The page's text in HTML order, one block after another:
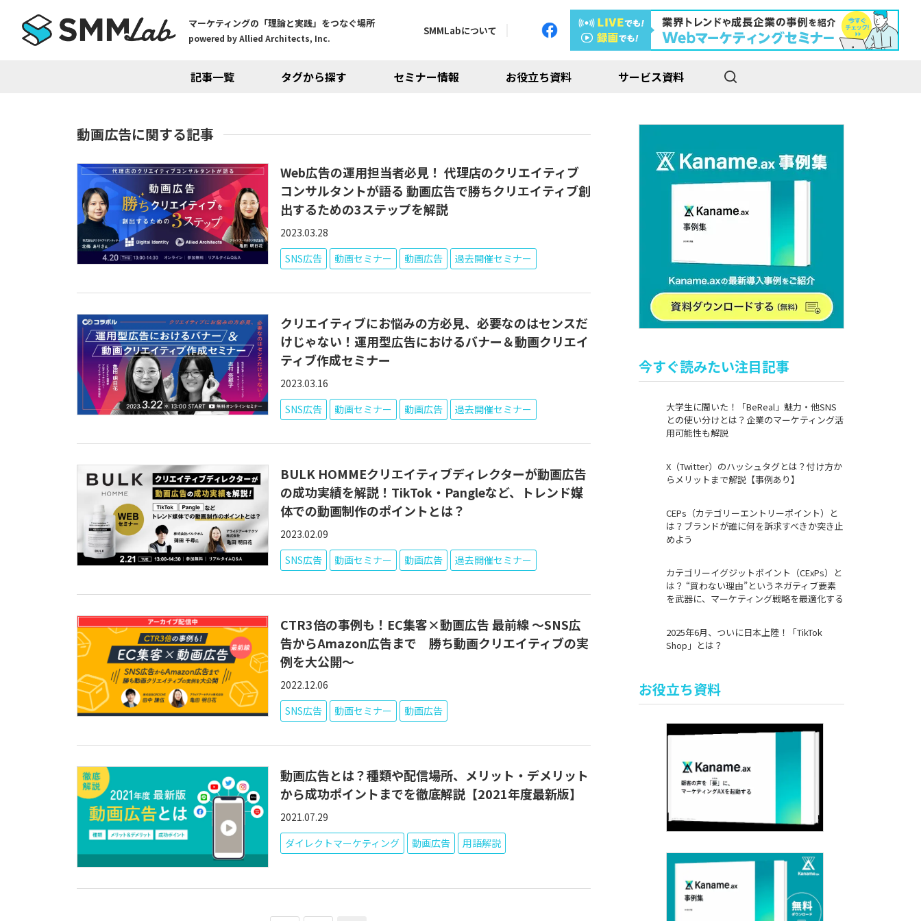
マーケティングの「理論と実践」をつなぐ場所
powered by Allied Architects, Inc.
記事一覧 タグから探す セミナー情報 お役立ち資料 サービス資料
SMMLabについて
動画広告に関する記事
Web広告の運用担当者必見！ 代理店のクリエイティブ
コンサルタントが語る 動画広告で勝ちクリエイティブ創
出するための3ステップを解説
2023.03.28
SNS広告
動画セミナー 動画広告 過去開催セミナー
クリエイティブにお悩みの方必見、必要なのはセンスだ
けじゃない！運用型広告におけるバナー＆動画クリエイ
ティブ作成セミナー
2023.03.16
SNS広告
動画セミナー 動画広告 過去開催セミナー
BULK HOMMEクリエイティブディレクターが動画広告
の成功実績を解説！TikTok・Pangleなど、トレンド媒
体での動画制作のポイントとは？
2023.02.09
SNS広告
動画セミナー 動画広告 過去開催セミナー
CTR3倍の事例も！EC集客×動画広告 最前線 ～SNS広
告からAmazon広告まで 勝ち動画クリエイティブの実
例を大公開～
2022.12.06
SNS広告
動画セミナー 動画広告
動画広告とは？種類や配信場所、メリット・デメリット
から成功ポイントまでを徹底解説【2021年度最新版】
2021.07.29
ダイレクトマーケティング
動画広告 用語解説
今すぐ読みたい注目記事
大学生に聞いた！「BeReal」魅力・他SNS
との使い分けとは？企業のマーケティング活
用可能性も解説
X（Twitter）のハッシュタグとは？付け方か
らメリットまで解説【事例あり】
CEPs（カテゴリーエントリーポイント）と
は？ブランドが誰に何を訴求すべきか突き止
めよう
カテゴリーイグジットポイント（CExPs）と
は？ “買わない理由”というネガティブ要素
を武器に、マーケティング戦略を最適化する
2025年6月、ついに日本上陸！「TikTok
Shop」とは？
お役立ち資料